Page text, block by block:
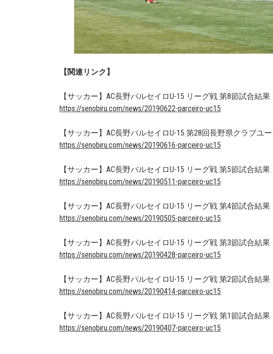
【関連リンク】
【サッカー】AC長野パルセイロU-15 リーグ戦 第8節試合結果
https://senobiru.com/news/20190622-parceiro-uc15
【サッカー】AC長野パルセイロU-15 第28回長野県クラブユ
https://senobiru.com/news/20190616-parceiro-uc15
【サッカー】AC長野パルセイロU-15 リーグ戦 第5節試合結果
https://senobiru.com/news/20190511-parceiro-uc15
【サッカー】AC長野パルセイロU-15 リーグ戦 第4節試合結果
https://senobiru.com/news/20190505-parceiro-uc15
【サッカー】AC長野パルセイロU-15 リーグ戦 第3節試合結果
https://senobiru.com/news/20190428-parceiro-uc15
【サッカー】AC長野パルセイロU-15 リーグ戦 第2節試合結果
https://senobiru.com/news/20190414-parceiro-uc15
【サッカー】AC長野パルセイロU-15 リーグ戦 第1節試合結果
https://senobiru.com/news/20190407-parceiro-uc15